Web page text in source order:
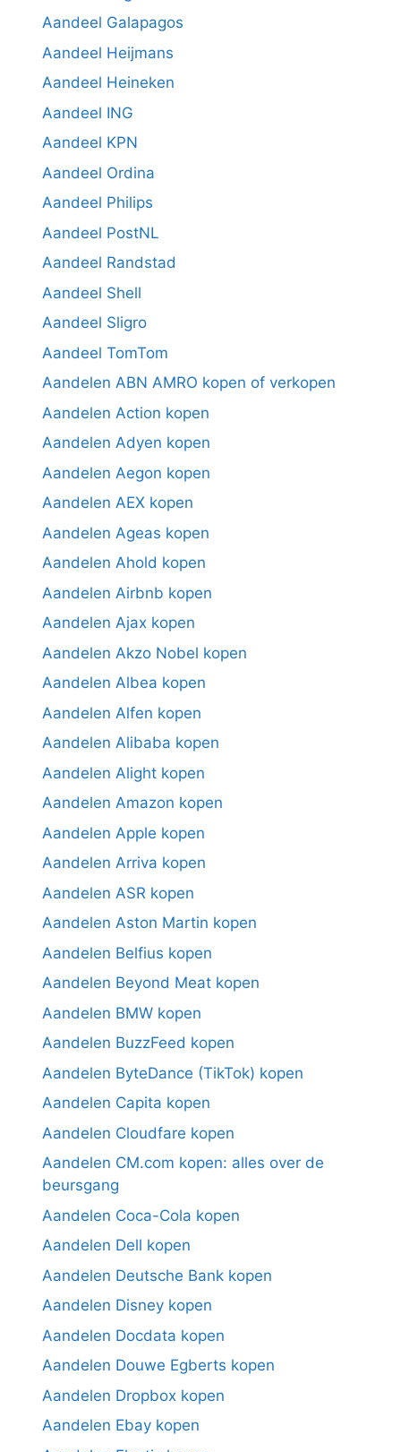
Aandeel Galapagos
Aandeel Heijmans
Aandeel Heineken
Aandeel ING
Aandeel KPN
Aandeel Ordina
Aandeel Philips
Aandeel PostNL
Aandeel Randstad
Aandeel Shell
Aandeel Sligro
Aandeel TomTom
Aandelen ABN AMRO kopen of verkopen
Aandelen Action kopen
Aandelen Adyen kopen
Aandelen Aegon kopen
Aandelen AEX kopen
Aandelen Ageas kopen
Aandelen Ahold kopen
Aandelen Airbnb kopen
Aandelen Ajax kopen
Aandelen Akzo Nobel kopen
Aandelen Albea kopen
Aandelen Alfen kopen
Aandelen Alibaba kopen
Aandelen Alight kopen
Aandelen Amazon kopen
Aandelen Apple kopen
Aandelen Arriva kopen
Aandelen ASR kopen
Aandelen Aston Martin kopen
Aandelen Belfius kopen
Aandelen Beyond Meat kopen
Aandelen BMW kopen
Aandelen BuzzFeed kopen
Aandelen ByteDance (TikTok) kopen
Aandelen Capita kopen
Aandelen Cloudfare kopen
Aandelen CM.com kopen: alles over de
beursgang
Aandelen Coca-Cola kopen
Aandelen Dell kopen
Aandelen Deutsche Bank kopen
Aandelen Disney kopen
Aandelen Docdata kopen
Aandelen Douwe Egberts kopen
Aandelen Dropbox kopen
Aandelen Ebay kopen